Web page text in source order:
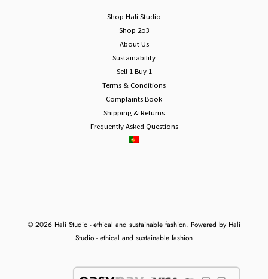
Shop Hali Studio
Shop 2o3
About Us
Sustainability
Sell 1 Buy 1
Terms & Conditions
Complaints Book
Shipping & Returns
Frequently Asked Questions
© 2026 Hali Studio - ethical and sustainable fashion. Powered by Hali
Studio - ethical and sustainable fashion